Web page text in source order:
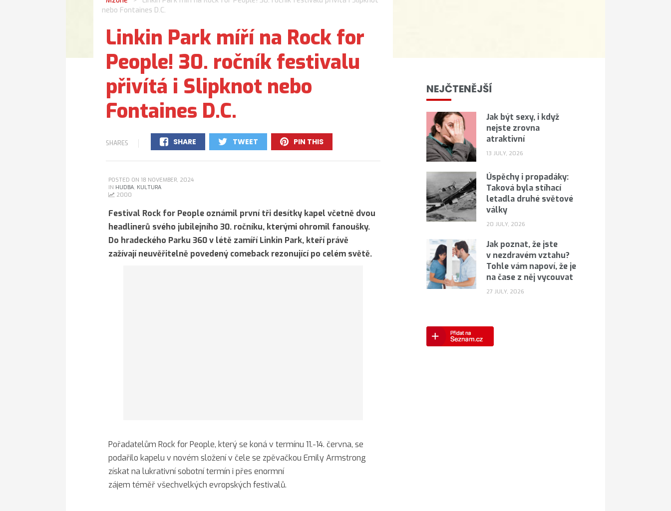
nebo Fontaines D.C.
Linkin Park míří na Rock for
People! 30. ročník festivalu
přivítá i Slipknot nebo
Fontaines D.C.
SHARES
SHARE
0
TWEET
0
PIN THIS
0
POSTED ON 18 NOVEMBER, 2024
IN HUDBA, KULTURA
2000
Festival Rock for People oznámil první tři desítky kapel včetně dvou
headlinerů svého jubilejního 30. ročníku, kterými ohromil fanoušky.
Do hradeckého Parku 360 v létě zamíří Linkin Park, kteří právě
zažívají neuvěřitelně povedený comeback rezonující po celém světě.
Pořadatelům Rock for People, který se koná v termínu 11.-14. června, se
podařilo kapelu v novém složení v čele se zpěvačkou Emily Armstrong
získat na lukrativní sobotní termín i přes enormní
zájem téměř všechvelkých evropských festivalů.
NEJČTENĚJŠÍ
Jak být sexy, i když
nejste zrovna
atraktivní
13 JULY, 2026
Úspěchy i propadáky:
Taková byla stíhací
letadla druhé světové
války
20 JULY, 2026
Jak poznat, že jste
v nezdravém vztahu?
Tohle vám napoví, že je
na čase z něj vycouvat
27 JULY, 2026